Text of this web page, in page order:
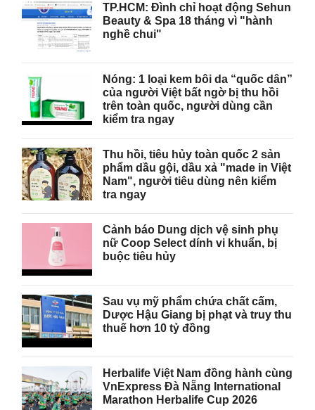
TP.HCM: Đình chỉ hoạt động Sehun
Beauty & Spa 18 tháng vì "hành
nghề chui"
Nóng: 1 loại kem bôi da “quốc dân”
của người Việt bất ngờ bị thu hồi
trên toàn quốc, người dùng cần
kiểm tra ngay
Thu hồi, tiêu hủy toàn quốc 2 sản
phẩm dầu gội, dầu xả "made in Việt
Nam", người tiêu dùng nên kiểm
tra ngay
Cảnh báo Dung dịch vệ sinh phụ
nữ Coop Select dính vi khuẩn, bị
buộc tiêu hủy
Sau vụ mỹ phẩm chứa chất cấm,
Dược Hậu Giang bị phạt và truy thu
thuế hơn 10 tỷ đồng
Herbalife Việt Nam đồng hành cùng
VnExpress Đà Nẵng International
Marathon Herbalife Cup 2026